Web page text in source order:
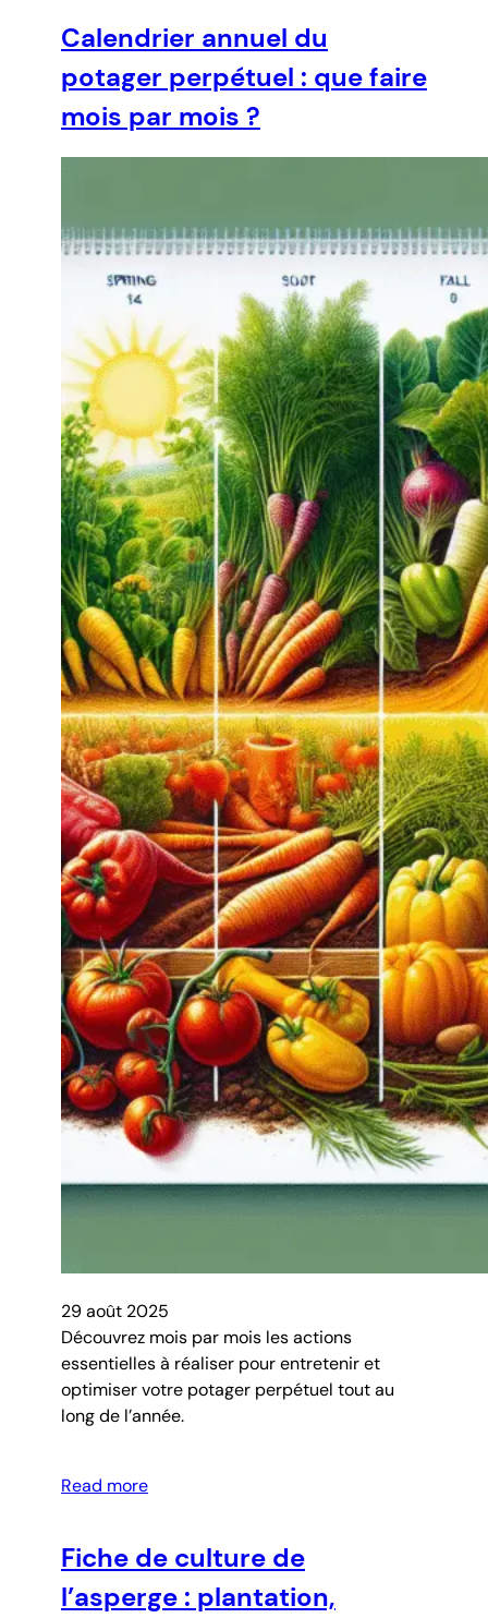
Calendrier annuel du
potager perpétuel : que faire
mois par mois ?
29 août 2025
Découvrez mois par mois les actions
essentielles à réaliser pour entretenir et
optimiser votre potager perpétuel tout au
long de l’année.
Read more
Fiche de culture de
l’asperge : plantation,